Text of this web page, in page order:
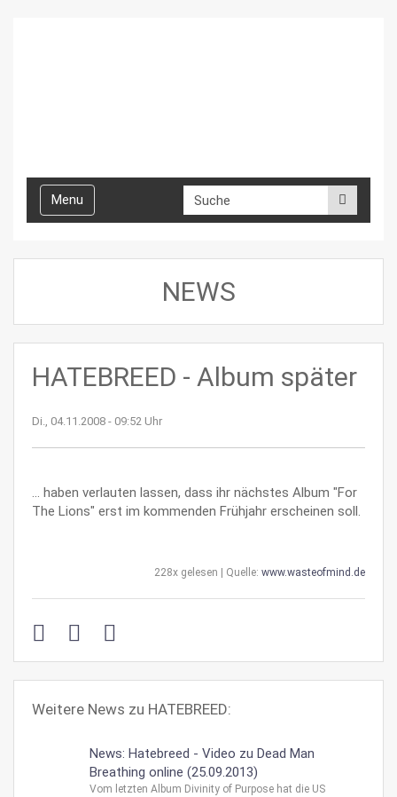
Toggle
navigation
Menu
NEWS
HATEBREED - Album später
Di., 04.11.2008 - 09:52 Uhr
... haben verlauten lassen, dass ihr nächstes Album "For
The Lions" erst im kommenden Frühjahr erscheinen soll.
228x gelesen | Quelle: www.wasteofmind.de
Weitere News zu HATEBREED:
News: Hatebreed - Video zu Dead Man
Breathing online (25.09.2013)
Vom letzten Album Divinity of Purpose hat die US